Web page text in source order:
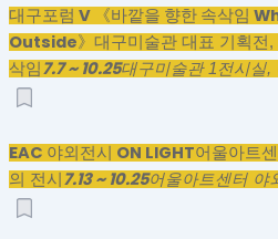
대구포럼 V 《바깥을 향한 속삭임
Outside》 대구미술관 대표 기획전
삭임7.7 ~ 10.25대구미술관 1전시실,
EAC 야외전시 ON LIGHT어울아트
의 전시 7.13 ~ 10.25어울아트센터 야